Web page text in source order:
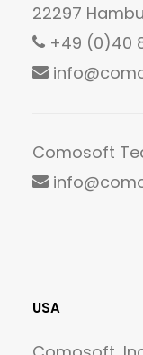
22297
+49 (0)40
Comosoft
USA